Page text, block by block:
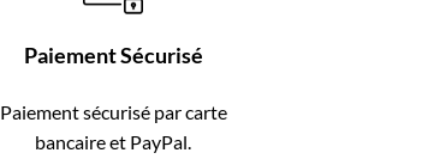
Paiement Sécurisé
Paiement sécurisé par carte
bancaire et PayPal.